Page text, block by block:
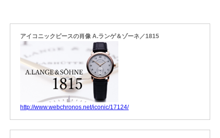
アイコニックピースの肖像 A.ランゲ＆ゾーネ／1815
http://www.webchronos.net/iconic/17124/